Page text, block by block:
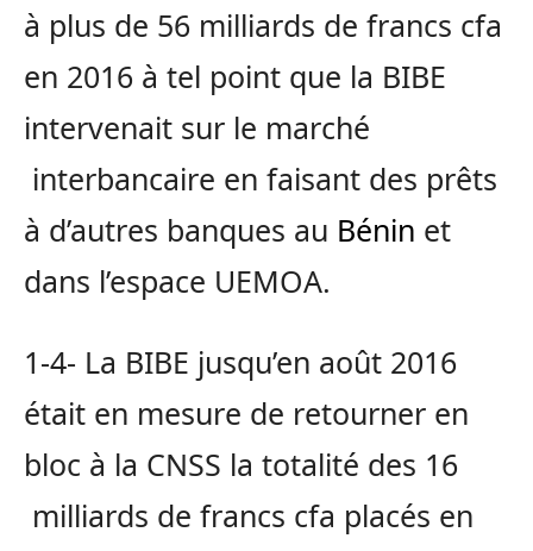
à plus de 56 milliards de francs cfa
en 2016 à tel point que la BIBE
intervenait sur le marché
interbancaire en faisant des prêts
à d’autres banques au Bénin et
dans l’espace UEMOA.
1-4- La BIBE jusqu’en août 2016
était en mesure de retourner en
bloc à la CNSS la totalité des 16
milliards de francs cfa placés en